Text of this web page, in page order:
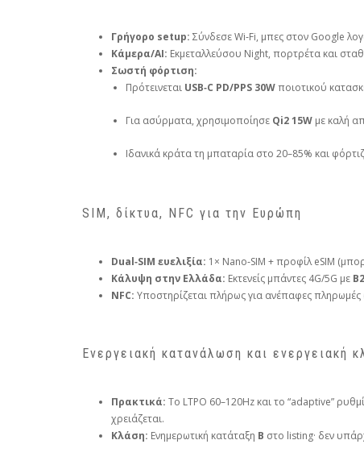
Γρήγορο setup: Σύνδεσε Wi‑Fi, μπες στον Google
Κάμερα/AI: Εκμεταλλεύσου Night, πορτρέτα και
Σωστή φόρτιση:
Πρότεινεται USB‑C PD/PPS 30Wποιοτικού
Για ασύρματα, χρησιμοποίησε Qi2 15W με καλή
Ιδανικά κράτα τη μπαταρία στο 20–85% και
SIM, δίκτυα, NFC για την Ευρώπη
Dual‑SIM ευελιξία: 1× Nano‑SIM + προφίλ eSIM
Κάλυψη στην Ελλάδα: Εκτενείς μπάντες 4G/5G με
NFC: Υποστηρίζεται πλήρως για ανέπαφες
Ενεργειακή κατανάλωση και ενεργειακή
Πρακτικά: Το LTPO 60–120Hz και το “adaptive”
χρειάζεται.
Κλάση: Ενημερωτική κατάταξη B στο listing· δεν